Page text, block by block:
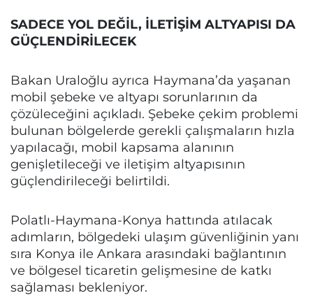
SADECE YOL DEĞİL, İLETİŞİM ALTYAPISI DA
GÜÇLENDİRİLECEK
Bakan Uraloğlu ayrıca Haymana’da yaşanan
mobil şebeke ve altyapı sorunlarının da
çözüleceğini açıkladı. Şebeke çekim problemi
bulunan bölgelerde gerekli çalışmaların hızla
yapılacağı, mobil kapsama alanının
genişletileceği ve iletişim altyapısının
güçlendirileceği belirtildi.
Polatlı-Haymana-Konya hattında atılacak
adımların, bölgedeki ulaşım güvenliğinin yanı
sıra Konya ile Ankara arasındaki bağlantının
ve bölgesel ticaretin gelişmesine de katkı
sağlaması bekleniyor.